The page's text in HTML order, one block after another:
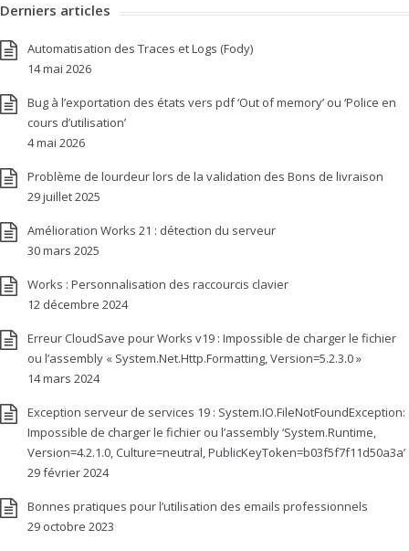
Derniers articles
Automatisation des Traces et Logs (Fody)
14 mai 2026
Bug à l’exportation des états vers pdf ‘Out of memory’ ou ‘Police en
cours d’utilisation’
4 mai 2026
Problème de lourdeur lors de la validation des Bons de livraison
29 juillet 2025
Amélioration Works 21 : détection du serveur
30 mars 2025
Works : Personnalisation des raccourcis clavier
12 décembre 2024
Erreur CloudSave pour Works v19 : Impossible de charger le fichier
ou l’assembly « System.Net.Http.Formatting, Version=5.2.3.0 »
14 mars 2024
Exception serveur de services 19 : System.IO.FileNotFoundException:
Impossible de charger le fichier ou l’assembly ‘System.Runtime,
Version=4.2.1.0, Culture=neutral, PublicKeyToken=b03f5f7f11d50a3a’
29 février 2024
Bonnes pratiques pour l’utilisation des emails professionnels
29 octobre 2023